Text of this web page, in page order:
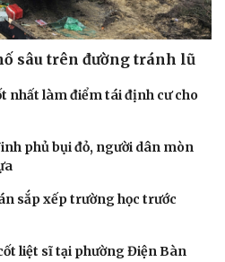
Nghệ sĩ
sâu trên đường tránh lũ
nhất làm điểm tái định cư cho
phủ bụi đỏ, người dân mòn
sắp xếp trường học trước
liệt sĩ tại phường Điện Bàn